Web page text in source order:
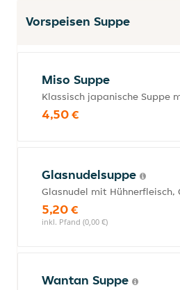
Vorspeisen Suppe
Miso Suppe
Klassisch japanische Suppe
4,50 €
Glasnudelsuppe
Glasnudel mit
5,20 €
inkl. Pfand (0,00 €)
Wantan Suppe